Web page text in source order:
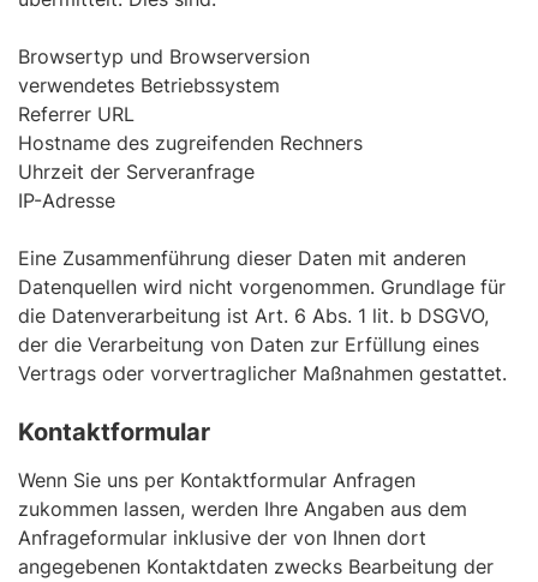
Browsertyp und Browserversion
verwendetes Betriebssystem
Referrer URL
Hostname des zugreifenden Rechners
Uhrzeit der Serveranfrage
IP-Adresse
Eine Zusammenführung dieser Daten mit anderen
Datenquellen wird nicht vorgenommen. Grundlage für
die Datenverarbeitung ist Art. 6 Abs. 1 lit. b DSGVO,
der die Verarbeitung von Daten zur Erfüllung eines
Vertrags oder vorvertraglicher Maßnahmen gestattet.
Kontaktformular
Wenn Sie uns per Kontaktformular Anfragen
zukommen lassen, werden Ihre Angaben aus dem
Anfrageformular inklusive der von Ihnen dort
angegebenen Kontaktdaten zwecks Bearbeitung der